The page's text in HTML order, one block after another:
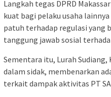
Langkah tegas DPRD
kuat bagi pelaku usaha
patuh terhadap regulasi yang
tanggung jawab sosial
Sementara itu, Lurah
dalam sidak, membenarkan
terkait dampak aktivitas PT